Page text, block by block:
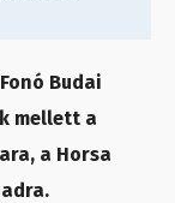
Budai
mellett a
a Horsa